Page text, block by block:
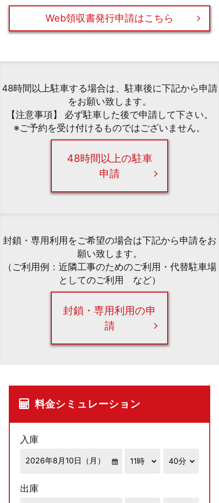
Web領収書発行申請はこちら
48時間以上駐車する場合は、駐車後に下記から申請
をお願い致します。
【注意事項】 必ず駐車した後で申請して下さい。
※ご予約を受け付けるものではございません。
48時間以上の駐車
申請
封鎖・専用利用をご希望の場合は下記から申請をお
願い致します。
（ご利用例：近隣工事のためのご利用・代替駐車場
としてのご利用 など）
封鎖・専用利用の申
請
料金シミュレーション
入庫
出庫